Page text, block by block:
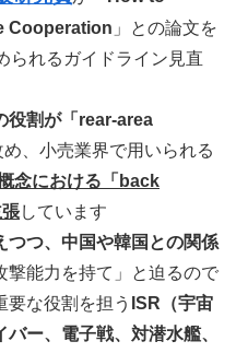
Cooperation 」との論文を
られるガイドライン見直
役割が「rear-area
、小売業界で用いられる
念における「back
しています
つつ、中国や韓国との関係
撃能力を持て」と迫るので
要な役割を担う ISR（宇宙
ー、電子戦、対潜水艦、